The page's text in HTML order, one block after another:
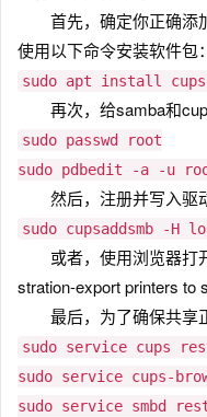
首先，确定你正确添
使用以下命令安装软件包：
sudo apt install cups-
再次，给samba和
sudo passwd root
sudo pdbedit -a -u
然后，注册并写入驱
sudo cupsaddsmb -
或者，使用浏览器打
stration-export printers to
最后，为了确保共享
sudo service cups
sudo service cups-
sudo service smbd